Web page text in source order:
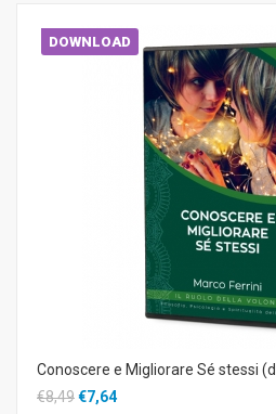
DOWNLOAD
Conoscere e Migliorare Sé stessi
€8,49€7,64